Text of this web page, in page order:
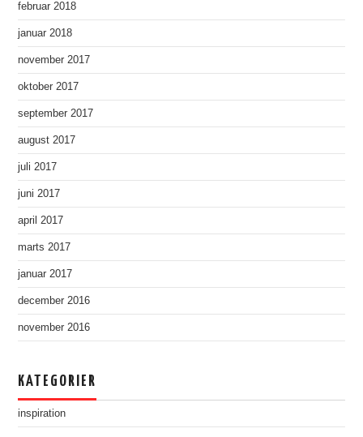
februar 2018
januar 2018
november 2017
oktober 2017
september 2017
august 2017
juli 2017
juni 2017
april 2017
marts 2017
januar 2017
december 2016
november 2016
KATEGORIER
inspiration